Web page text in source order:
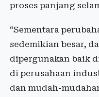
proses panjang
“Sementara
sedemikian besar,
dipergunakan baik
di perusahaan
dan mudah-